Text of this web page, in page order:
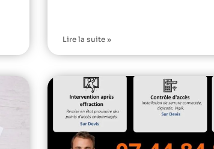
Lire la suite »